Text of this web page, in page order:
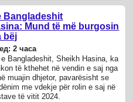
Bangladeshit
Mund të më burgosin
bëj
2 часа
Bangladeshit, Sheikh Hasina, ka
të kthehet në vendin e saj nga
muajin dhjetor, pavarësisht se
me vdekje për rolin e saj në
të vitit 2024.